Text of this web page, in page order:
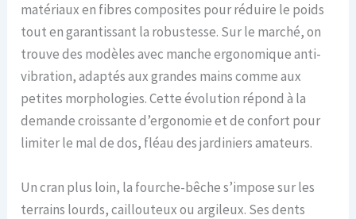
matériaux en fibres composites pour réduire le poids
tout en garantissant la robustesse. Sur le marché, on
trouve des modèles avec manche ergonomique anti-
vibration, adaptés aux grandes mains comme aux
petites morphologies. Cette évolution répond à la
demande croissante d’ergonomie et de confort pour
limiter le mal de dos, fléau des jardiniers amateurs.
Un cran plus loin, la fourche-bêche s’impose sur les
terrains lourds, caillouteux ou argileux. Ses dents